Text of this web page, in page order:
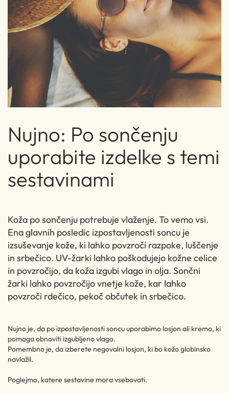
Nujno: Po sončenju
uporabite izdelke s temi
sestavinami
Koža po sončenju potrebuje vlaženje. To vemo vsi.
Ena glavnih posledic izpostavljenosti soncu je
izsuševanje kože, ki lahko povzroči razpoke, luščenje
in srbečico. UV-žarki lahko poškodujejo kožne celice
in povzročijo, da koža izgubi vlago in olja. Sončni
žarki lahko povzročijo vnetje kože, kar lahko
povzroči rdečico, pekoč občutek in srbečico.
Nujno je, da po izpostavljenosti soncu uporabimo losjon ali kremo, ki
pomaga obnoviti izgubljeno vlago.
Pomembno je, da izberete negovalni losjon, ki bo kožo globinsko
navlažil.
Poglejmo, katere sestavine mora vsebovati.